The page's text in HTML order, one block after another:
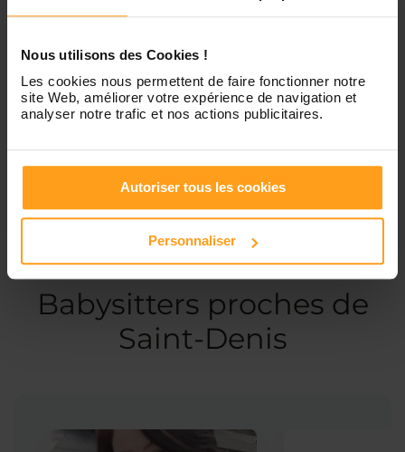
Nous utilisons des Cookies !
Les cookies nous permettent de faire fonctionner notre
site Web, améliorer votre expérience de navigation et
analyser notre trafic et nos actions publicitaires.
Autoriser tous les cookies
Personnaliser
Services proposés
Garde d’enfants Ménage
Ces profils pourraient vous intéresser
Babysitters proches de
Saint-Denis